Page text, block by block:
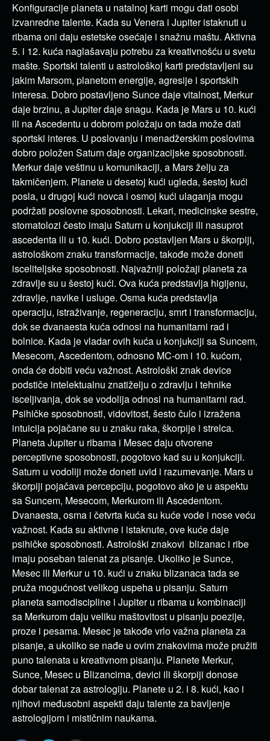
Konfiguracije planeta u natalnoj karti mogu dati osobi
izvanredne talente. Kada su Venera i Jupiter istaknuti u
ribama oni daju estetske osećaje i snažnu maštu. Aktivna
5. i 12. kuća naglašavaju potrebu za kreativnošću u svetu
mašte. Sportski talenti u astrološkoj karti predstavljeni su
jakim Marsom, planetom energije, agresije i sportskih
interesa. Dobro postavljeno Sunce daje vitalnost, Merkur
daje brzinu, a Jupiter daje snagu. Kada je Mars u 10. kući
ili na Ascedentu u dobrom položaju on tada može dati
sportski interes. U poslovanju i menadžerskim poslovima
dobro položen Saturn daje organizacijske sposobnosti.
Merkur daje veštinu u komunikaciji, a Mars želju za
takmičenjem. Planete u desetoj kući ugleda, šestoj kući
posla, u drugoj kući novca i osmoj kući ulaganja mogu
podržati poslovne sposobnosti. Lekari, medicinske sestre,
stomatolozi često imaju Saturn u konjukciji ili nasuprot
ascedenta ili u 10. kući. Dobro postavljen Mars u škorpiji,
astrološkom znaku transformacije, takođe može doneti
isceliteljske sposobnosti. Najvažniji položaji planeta za
zdravlje su u šestoj kući. Ova kuća predstavlja higijenu,
zdravlje, navike i usluge. Osma kuća predstavlja
operaciju, istraživanje, regeneraciju, smrt i transformaciju,
dok se dvanaesta kuća odnosi na humanitarni rad i
bolnice. Kada je vladar ovih kuća u konjukciji sa Suncem,
Mesecom, Ascedentom, odnosno MC-om i 10. kućom,
onda će dobiti veću važnost. Astrološki znak device
podstiče intelektualnu znatiželju o zdravlju i tehnike
isceljivanja, dok se vodolija odnosi na humanitarni rad.
Psihičke sposobnosti, vidovitost, šesto čulo i izražena
intuicija pojačane su u znaku raka, škorpije i strelca.
Planeta Jupiter u ribama i Mesec daju otvorene
perceptivne sposobnosti, pogotovo kad su u konjukciji.
Saturn u vodoliji može doneti uvid i razumevanje. Mars u
škorpiji pojačava percepciju, pogotovo ako je u aspektu
sa Suncem, Mesecom, Merkurom ili Ascedentom.
Dvanaesta, osma i četvrta kuća su kuće vode i nose veću
važnost. Kada su aktivne i istaknute, ove kuće daje
psihičke sposobnosti. Astrološki znakovi blizanac i ribe
imaju poseban talenat za pisanje. Ukoliko je Sunce,
Mesec ili Merkur u 10. kući u znaku blizanaca tada se
pruža mogućnost velikog uspeha u pisanju. Saturn
planeta samodiscipline i Jupiter u ribama u kombinaciji
sa Merkurom daju veliku maštovitost u pisanju poezije,
proze i pesama. Mesec je takođe vrlo važna planeta za
pisanje, a ukoliko se nađe u ovim znakovima može pružiti
puno talenata u kreativnom pisanju. Planete Merkur,
Sunce, Mesec u Blizancima, devici ili škorpiji donose
dobar talenat za astrologiju. Planete u 2. i 8. kući, kao i
njihovi međusobni aspekti daju talente za bavljenje
astrologijom i mističnim naukama.